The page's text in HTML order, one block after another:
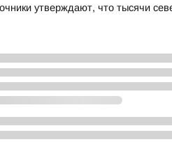
утверждают, что тысячи